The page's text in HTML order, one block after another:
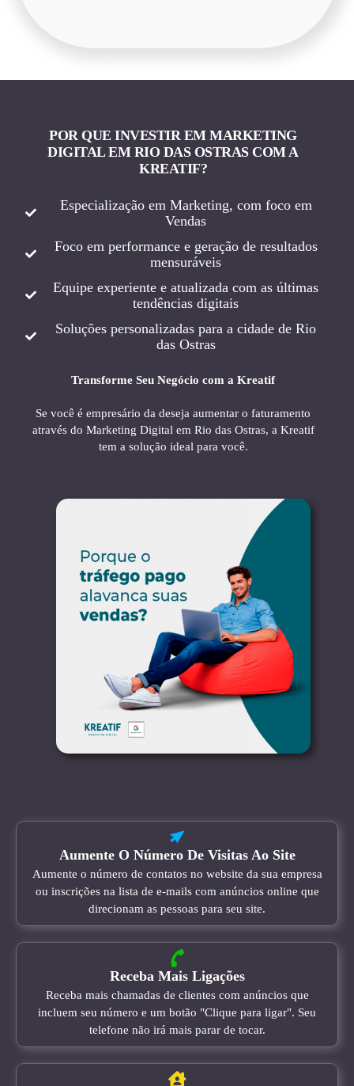
POR QUE INVESTIR EM MARKETING
DIGITAL EM RIO DAS OSTRAS COM A
KREATIF?
Especialização em Marketing, com foco em
Vendas
Foco em performance e geração de resultados
mensuráveis
Equipe experiente e atualizada com as últimas
tendências digitais
Soluções personalizadas para a cidade de Rio
das Ostras
Transforme Seu Negócio com a Kreatif
Se você é empresário da deseja aumentar o faturamento
através do Marketing Digital em Rio das Ostras, a Kreatif
tem a solução ideal para você.
Aumente O Número De Visitas Ao Site
Aumente o número de contatos no website da sua empresa
ou inscrições na lista de e-mails com anúncios online que
direcionam as pessoas para seu site.
Receba Mais Ligações
Receba mais chamadas de clientes com anúncios que
incluem seu número e um botão "Clique para ligar". Seu
telefone não irá mais parar de tocar.